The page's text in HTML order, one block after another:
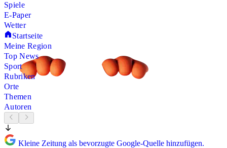
Spiele
E-Paper
Wetter
Startseite
Meine Region
Top News
Sport
Rubriken
Orte
Themen
Autoren
Kleine Zeitung als bevorzugte Google-Quelle hinzufügen.